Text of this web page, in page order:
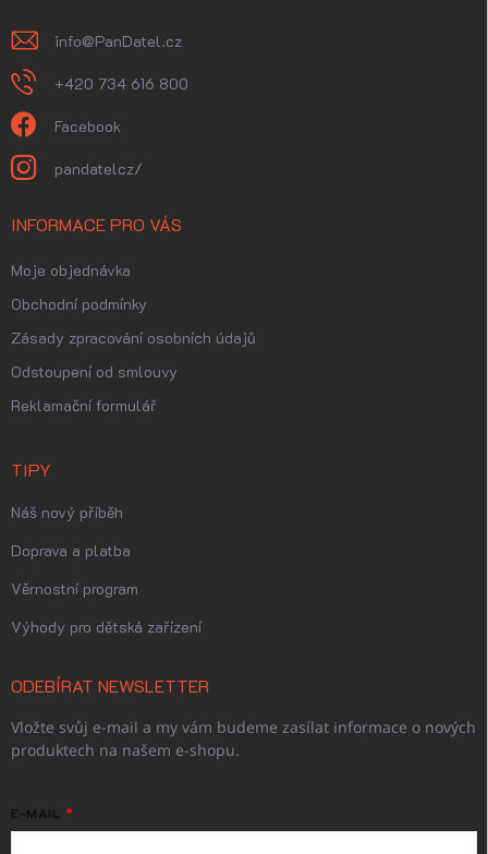
info@PanDatel.cz
+420 734 616 800
Facebook
pandatelcz/
INFORMACE PRO VÁS
Moje objednávka
Obchodní podmínky
Zásady zpracování osobních údajů
Odstoupení od smlouvy
Reklamační formulář
TIPY
Náš nový příběh
Doprava a platba
Věrnostní program
Výhody pro dětská zařízení
ODEBÍRAT NEWSLETTER
Vložte svůj e-mail a my vám budeme zasílat informace o nových
produktech na našem e-shopu.
E-MAIL